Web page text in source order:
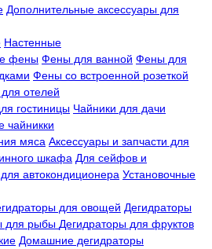
Дополнительные аксессуары для
Настенные
фены Фены для ванной Фены для
Фены со встроенной розеткой
отелей
гостиницы Чайники для дачи
чайникки
мяса Аксессуары и запчасти для
шкафа Для сейфов и
автокондиционера Установочные
для овощей Дегидраторы
для рыбы Дегидраторы для фруктов
Домашние дегидраторы